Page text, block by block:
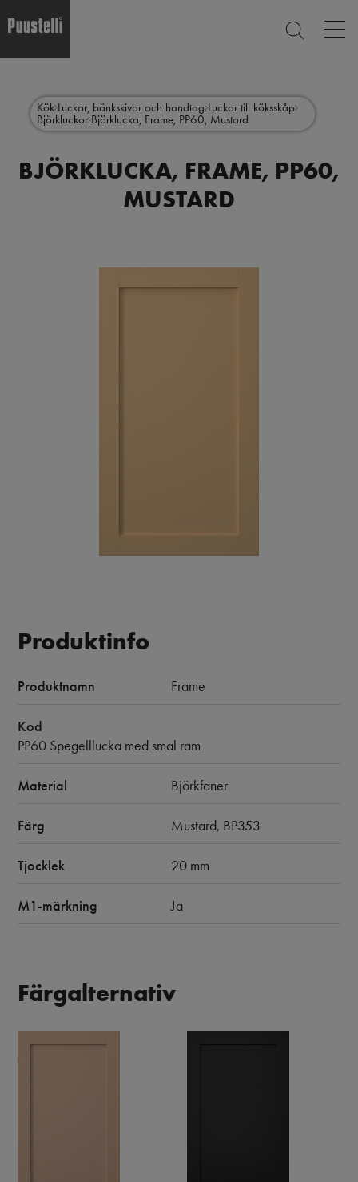
contentmenu
sv
Kök Luckor, bänkskivor och handtag Luckor till köksskåp
Björkluckor Björklucka, Frame, PP60, Mustard
BJÖRKLUCKA, FRAME, PP60,
MUSTARD
Produktinfo
Produktnamn Frame
Kod
PP60 Spegelllucka med smal ram
Material Björkfaner
Färg Mustard, BP353
Tjocklek 20 mm
M1-märkning Ja
Färgalternativ